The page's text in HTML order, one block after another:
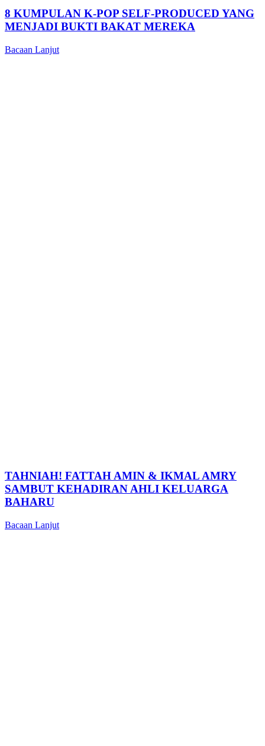
8 KUMPULAN K-POP SELF-PRODUCED YANG
MENJADI BUKTI BAKAT MEREKA
Bacaan Lanjut
TAHNIAH! FATTAH AMIN & IKMAL AMRY
SAMBUT KEHADIRAN AHLI KELUARGA
BAHARU
Bacaan Lanjut